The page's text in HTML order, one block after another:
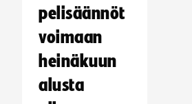
pelisäännöt
voimaan
heinäkuun
alusta